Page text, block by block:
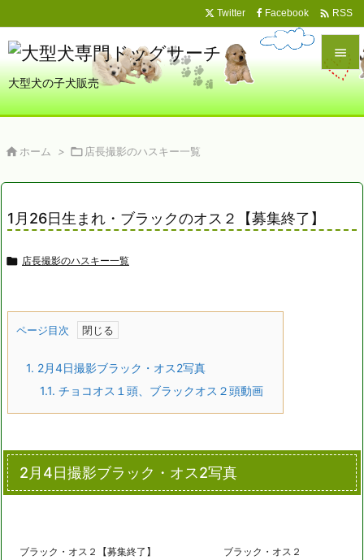
大型犬の子犬販売


前へ
次へ
Twitter Facebook  RSS
 ホーム >  店長撮影のハスキー一覧
1月26日生まれ・ブラックのオス２【募集終了】
 店長撮影のハスキー一覧
ページ目次
1. 2月4日撮影ブラック・オス2写真
1.1. チョコオス１頭、ブラックオス２頭動画
2月4日撮影ブラック・オス2写真
ブラック・オス２【募集終了】 ブラック・オス２